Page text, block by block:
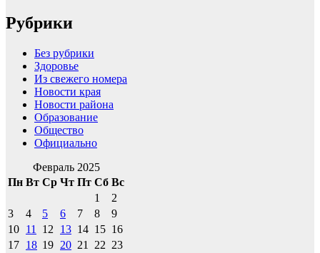
Рубрики
Без рубрики
Здоровье
Из свежего номера
Новости края
Новости района
Образование
Общество
Официально
Февраль 2025
Пн Вт Ср Чт Пт Сб Вс
1
2
3
4 5 6 7 8
9
10 11 12 13 14 15 16
17 18 19 20 21 22 23